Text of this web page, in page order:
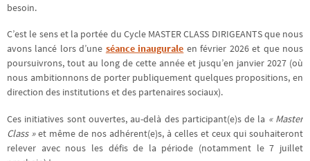
besoin.
C’est le sens et la portée du Cycle MASTER CLASS DIRIGEANTS que nous
avons lancé lors d’une séance inaugurale en février 2026 et que nous
poursuivrons, tout au long de cette année et jusqu’en janvier 2027 (où
nous ambitionnons de porter publiquement quelques propositions, en
direction des institutions et des partenaires sociaux).
Ces initiatives sont ouvertes, au-delà des participant(e)s de la « Master
Class »et même de nos adhérent(e)s, à celles et ceux qui souhaiteront
relever avec nous les défis de la période (notamment le 7 juillet